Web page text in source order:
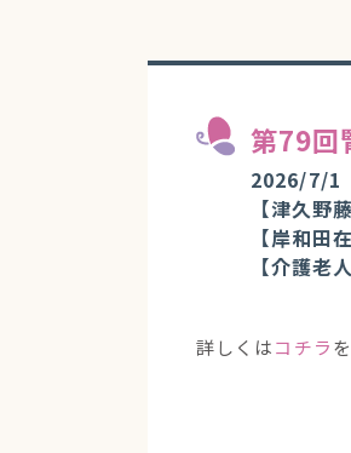
第79回
2026/7/1
【津久野
【岸和田
【介護老
詳しくはコチラ